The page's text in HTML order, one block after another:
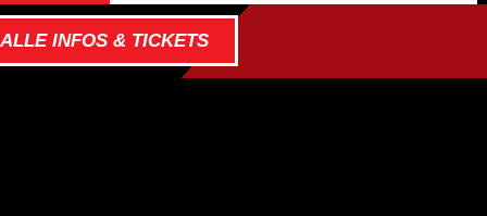
ALLE INFOS & TICKETS